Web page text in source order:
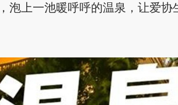
上一池暖呼呼的温泉，让爱协